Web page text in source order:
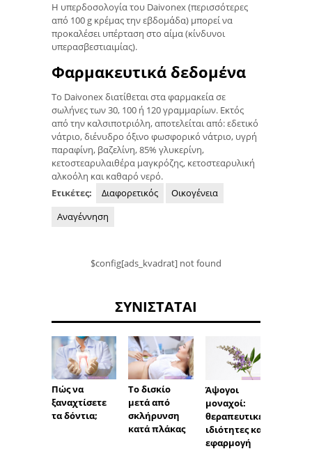
Η υπερδοσολογία του Daivonex (περισσότερες
από 100 g κρέμας την εβδομάδα) μπορεί να
προκαλέσει υπέρταση στο αίμα (κίνδυνοι
υπερασβεστιαιμίας).
Φαρμακευτικά δεδομένα
Το Daivonex διατίθεται στα φαρμακεία σε
σωλήνες των 30, 100 ή 120 γραμμαρίων. Εκτός
από την καλσιποτριόλη, αποτελείται από: εδετικό
νάτριο, διένυδρο όξινο φωσφορικό νάτριο, υγρή
παραφίνη, βαζελίνη, 85% γλυκερίνη,
κετοστεαρυλαιθέρα μαγκρόζης, κετοστεαρυλική
αλκοόλη και καθαρό νερό.
Ετικέτες:
Διαφορετικός
Οικογένεια
Αναγέννηση
$config[ads_kvadrat] not found
ΣΥΝΙΣΤΆΤΑΙ
Πώς να
ξαναχτίσετε
τα δόντια;
Το δισκίο
μετά από
σκλήρυνση
κατά πλάκας
Άψογοι
μοναχοί:
θεραπευτικές
ιδιότητες και
εφαρμογή